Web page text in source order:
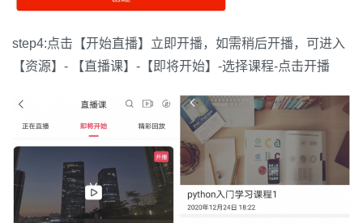
step4:点击【开始直播】立即开播，如需稍后开播，可进入
【资源】- 【直播课】-【即将开始】-选择课程-点击开播